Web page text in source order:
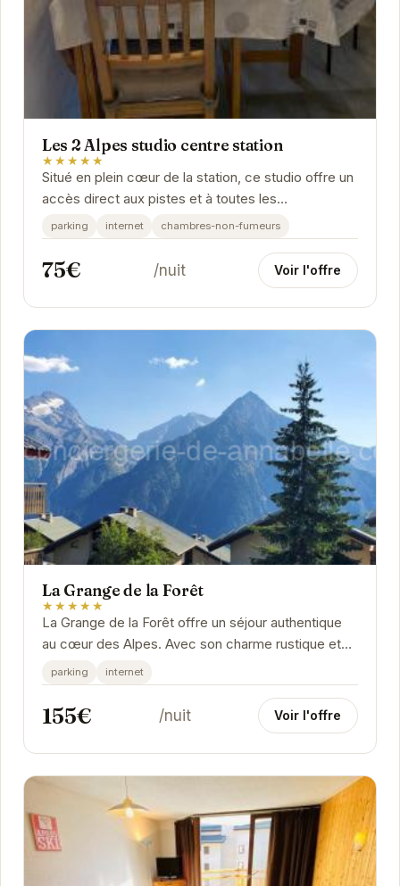
Les 2 Alpes studio centre station
★★★★★
Situé en plein cœur de la station, ce studio offre un
accès direct aux pistes et à toutes les
commodités. Son aménagement fonctionnel et
son...
parking internet chambres-non-fumeurs
75€ /nuit Voir l'offre
La Grange de la Forêt
★★★★★
La Grange de la Forêt offre un séjour authentique
au cœur des Alpes. Avec son charme rustique et
ses équipements modernes, elle promet des...
parking internet
155€ /nuit Voir l'offre